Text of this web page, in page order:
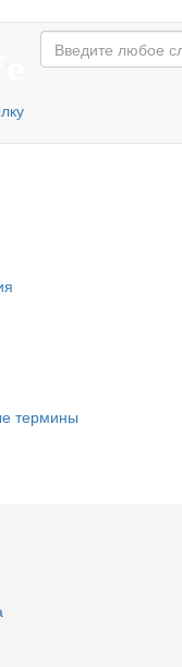
термины